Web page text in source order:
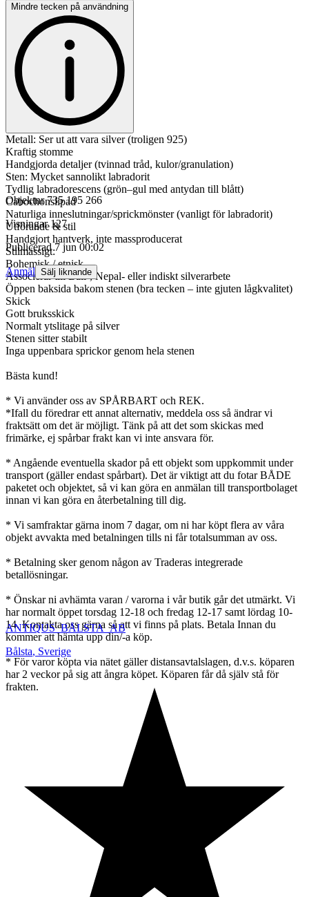
Mindre tecken på användning
Metall: Ser ut att vara silver (troligen 925)
Kraftig stomme
Handgjorda detaljer (tvinnad tråd, kulor/granulation)
Sten: Mycket sannolikt labradorit
Tydlig labradorescens (grön–gul med antydan till blått)
Cabochonslipad
Naturliga inneslutningar/sprickmönster (vanligt för labradorit)
Utförande & stil
Handgjort hantverk, inte massproducerat
Stilmässigt:
Bohemisk / etnisk
Associerar till Bali-, Nepal- eller indiskt silverarbete
Öppen baksida bakom stenen (bra tecken – inte gjuten lågkvalitet)
Skick
Gott bruksskick
Normalt ytslitage på silver
Stenen sitter stabilt
Inga uppenbara sprickor genom hela stenen
Bästa kund!
* Vi använder oss av SPÅRBART och REK.
*Ifall du föredrar ett annat alternativ, meddela oss så ändrar vi
fraktsätt om det är möjligt. Tänk på att det som skickas med
frimärke, ej spårbar frakt kan vi inte ansvara för.
* Angående eventuella skador på ett objekt som uppkommit under
transport (gäller endast spårbart). Det är viktigt att du fotar BÅDE
paketet och objektet, så vi kan göra en anmälan till transportbolaget
innan vi kan göra en återbetalning till dig.
* Vi samfraktar gärna inom 7 dagar, om ni har köpt flera av våra
objekt avvakta med betalningen tills ni får totalsumman av oss.
* Betalning sker genom någon av Traderas integrerade
betallösningar.
* Önskar ni avhämta varan / varorna i vår butik går det utmärkt. Vi
har normalt öppet torsdag 12-18 och fredag 12-17 samt lördag 10-
14. Kontakta oss gärna så att vi finns på plats. Betala Innan du
kommer att hämta upp din/-a köp.
* För varor köpta via nätet gäller distansavtalslagen, d.v.s. köparen
har 2 veckor på sig att ångra köpet. Köparen får då själv stå för
frakten.
Objektnr 735 195 266
Visningar 127
Publicerad 7 jun 00:02
Anmäl Sälj liknande
ANTIQUS_BÅLSTA_AB
Bålsta, Sverige